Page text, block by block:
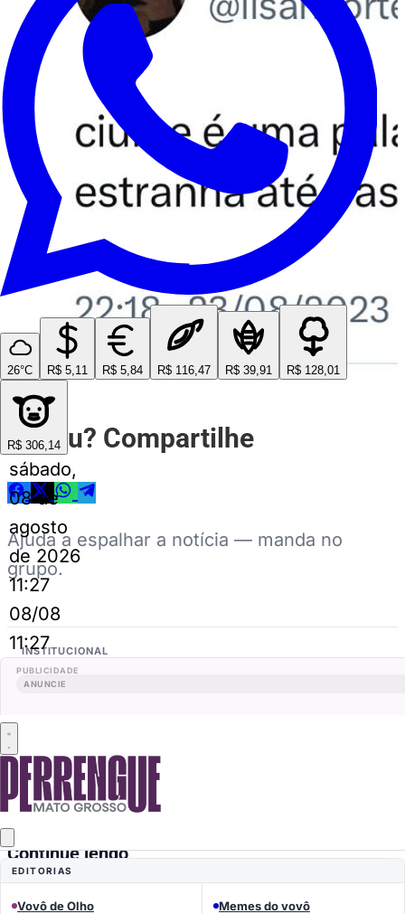
26°C R$ 5,11 R$ 5,84 R$ 116,47 R$ 39,91 R$ 128,01
R$ 306,14
sábado,
08 de
agosto
de 2026
11:27
08/08
11:27
PUBLICIDADE
ANUNCIE
EDITORIAS
Vovô de Olho Memes do vovô
Curtiu? Compartilhe
Ajuda a espalhar a notícia — manda no
grupo.
INSTITUCIONAL
Fale conosco
Continue lendo